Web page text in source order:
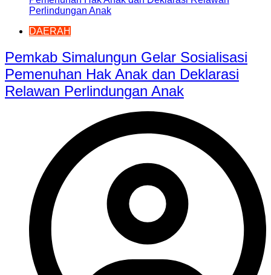
DAERAH
Pemkab Simalungun Gelar Sosialisasi
Pemenuhan Hak Anak dan Deklarasi
Relawan Perlindungan Anak